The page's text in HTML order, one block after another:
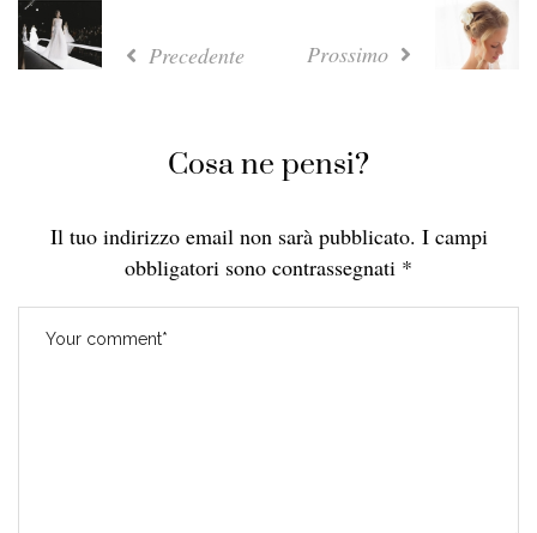
Precedente Prossimo
Cosa ne pensi?
Il tuo indirizzo email non sarà pubblicato. I campi
obbligatori sono contrassegnati *